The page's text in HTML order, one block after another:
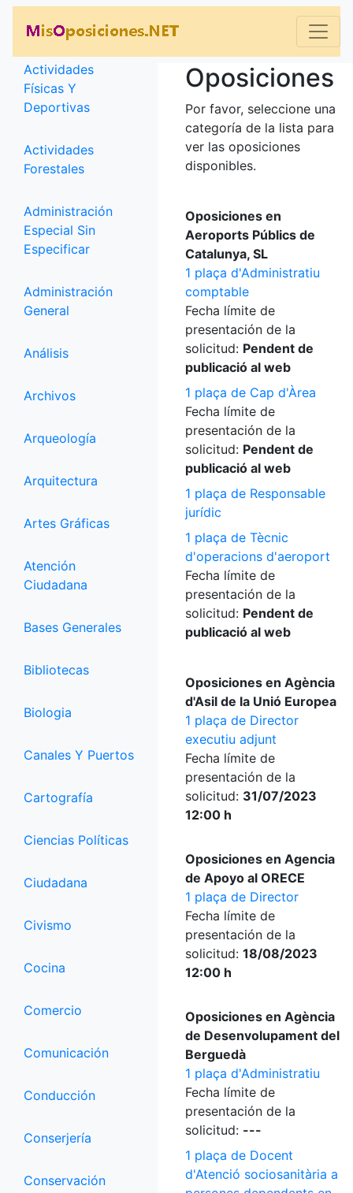
Categorías
Actividades
Físicas Y
Deportivas
Actividades
Forestales
Administración
Especial Sin
Especificar
Administración
General
Análisis
Archivos
Arqueología
Arquitectura
Artes Gráficas
Atención
Ciudadana
Bases Generales
Bibliotecas
Biologia
Canales Y Puertos
Cartografía
Ciencias Políticas
Ciudadana
Civismo
Cocina
Comercio
Comunicación
Conducción
Conserjería
Conservación
Oposiciones
Por favor, seleccione una
categoría de la lista para
ver las oposiciones
disponibles.
Oposiciones en
Aeroports Públics de
Catalunya, SL
1 plaça d'Administratiu
comptable
Fecha límite de
presentación de la
solicitud: Pendent de
publicació al web
1 plaça de Cap d'Àrea
Fecha límite de
presentación de la
solicitud: Pendent de
publicació al web
1 plaça de Responsable
jurídic
1 plaça de Tècnic
d'operacions d'aeroport
Fecha límite de
presentación de la
solicitud: Pendent de
publicació al web
Oposiciones en Agència
d'Asil de la Unió Europea
1 plaça de Director
executiu adjunt
Fecha límite de
presentación de la
solicitud: 31/07/2023
12:00 h
Oposiciones en Agencia
de Apoyo al ORECE
1 plaça de Director
Fecha límite de
presentación de la
solicitud: 18/08/2023
12:00 h
Oposiciones en Agència
de Desenvolupament del
Berguedà
1 plaça d'Administratiu
Fecha límite de
presentación de la
solicitud: ---
1 plaça de Docent
d'Atenció sociosanitària a